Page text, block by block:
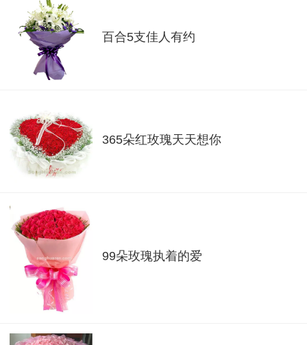
百合5支佳人有约
365朵红玫瑰天天想你
99朵玫瑰执着的爱